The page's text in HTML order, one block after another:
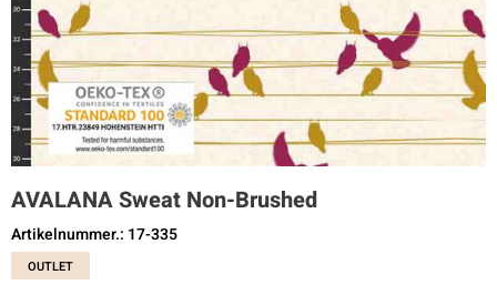
AVALANA Sweat Non-Brushed
Artikelnummer.: 17-335
OUTLET